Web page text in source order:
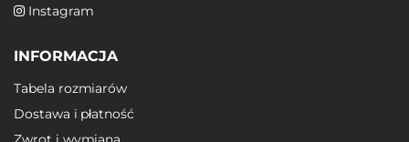
Instagram
INFORMACJA
Tabela rozmiarów
Dostawa i płatność